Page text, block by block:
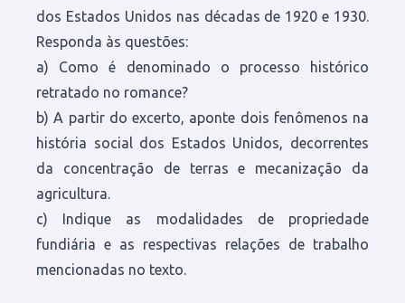
dos Estados Unidos nas décadas de 1920 e 1930.
Responda às questões:
a) Como é denominado o processo histórico
retratado no romance?
b) A partir do excerto, aponte dois fenômenos na
história social dos Estados Unidos, decorrentes
da concentração de terras e mecanização da
agricultura.
c) Indique as modalidades de propriedade
fundiária e as respectivas relações de trabalho
mencionadas no texto.